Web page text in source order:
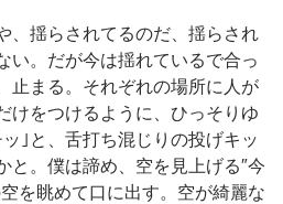
、揺らされてるのだ、揺らされ
い。だが今は揺れているで合っ
止まる。それぞれの場所に人が
けをつけるように、ひっそりゆ
｣と、舌打ち混じりの投げキッ
と。僕は諦め、空を見上げる″今
を眺めて口に出す。空が綺麗な